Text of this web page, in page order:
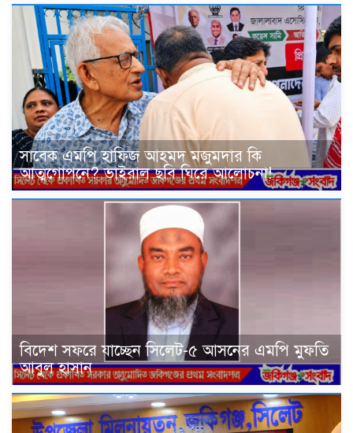
সাবেক এমপি হাফিজ আহমদ মজুমদার কি
আত্মগোপনে? ভাইরাল ছবি ঘিরে আলোচনা!
বিদেশ সফরে যাচ্ছেন সিলেট-৫ আসনের এমপি মুফতি
আবুল হাসান